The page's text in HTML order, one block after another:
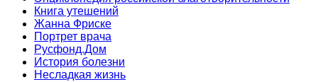
Книга утешений
Жанна Фриске
Портрет врача
Русфонд.Дом
История болезни
Несладкая жизнь